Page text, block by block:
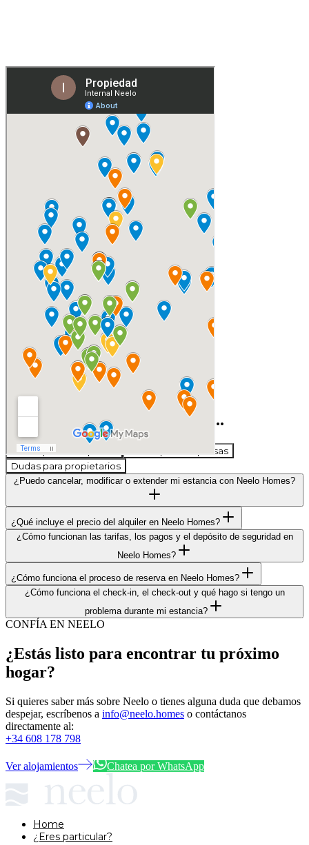
Si todavía tienes alguna duda...
Dudas para huéspedes
Dudas para empresas
Dudas para propietarios
¿Puedo cancelar, modificar o extender mi estancia con Neelo Homes?
¿Qué incluye el precio del alquiler en Neelo Homes?
¿Cómo funcionan las tarifas, los pagos y el depósito de seguridad en
Neelo Homes?
¿Cómo funciona el proceso de reserva en Neelo Homes?
¿Cómo funciona el check-in, el check-out y qué hago si tengo un
problema durante mi estancia?
CONFÍA EN NEELO
¿Estás listo para encontrar tu próximo
hogar?
Si quieres saber más sobre Neelo o tienes alguna duda que debamos
despejar, escríbenos a info@neelo.homes o contáctanos
directamente al:
+34 608 178 798
Ver alojamientos Chatea por WhatsApp
Home
¿Eres particular?